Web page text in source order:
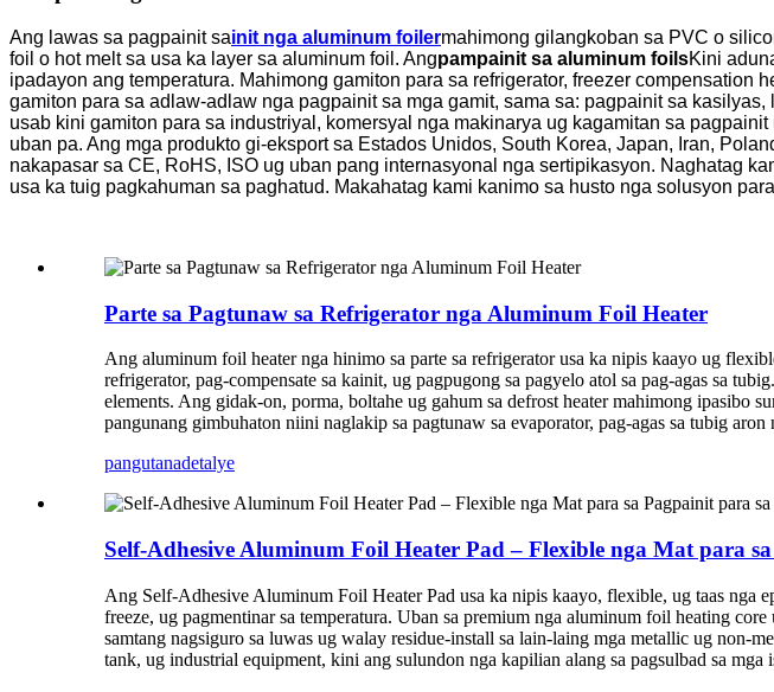
Ang lawas sa pagpainit sainit nga aluminum foil ermahimong gilangkoban sa PVC o
foil o hot melt sa usa ka layer sa aluminum foil. Angpampainit sa aluminum foil sKini
ipadayon ang temperatura. Mahimong gamiton para sa refrigerator, freezer
gamiton para sa adlaw-adlaw nga pagpainit sa mga gamit, sama sa: pagpainit sa
usab kini gamiton para sa industriyal, komersyal nga makinarya ug kagamitan sa
uban pa. Ang mga produkto gi-eksport sa Estados Unidos, South Korea, Japan, Iran,
nakapasar sa CE, RoHS, ISO ug uban pang internasyonal nga sertipikasyon. Naghatag
usa ka tuig pagkahuman sa paghatud. Makahatag kami kanimo sa husto nga solusyon
Parte sa Pagtunaw sa Refrigerator nga Aluminum Foil Heater
Ang aluminum foil heater nga hinimo sa parte sa refrigerator usa ka nipis kaayo ug
refrigerator, pag-compensate sa kainit, ug pagpugong sa pagyelo atol sa pag-agas sa
elements. Ang gidak-on, porma, boltahe ug gahum sa defrost heater mahimong ipasibo
pangunang gimbuhaton niini naglakip sa pagtunaw sa evaporator, pag-agas sa tubig
pangutanadetalye
Self-Adhesive Aluminum Foil Heater Pad – Flexible nga Mat para
Ang Self-Adhesive Aluminum Foil Heater Pad usa ka nipis kaayo, flexible, ug taas nga
freeze, ug pagmentinar sa temperatura. Uban sa premium nga aluminum foil heating
samtang nagsiguro sa luwas ug walay residue-install sa lain-laing mga metallic ug non-
tank, ug industrial equipment, kini ang sulundon nga kapilian alang sa pagsulbad sa